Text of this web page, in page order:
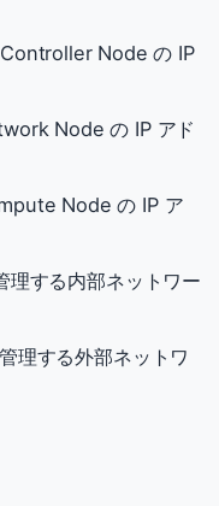
Controller Node の IP
Node の IP アド
Node の IP ア
理する内部ネットワー
理する外部ネットワ